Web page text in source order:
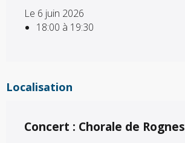
Le 6 juin 2026
18:00 à 19:30
Localisation
Concert : Chorale de Rognes